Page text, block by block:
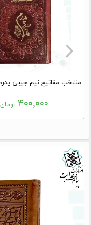
۴۰۰,۰۰۰ تومان